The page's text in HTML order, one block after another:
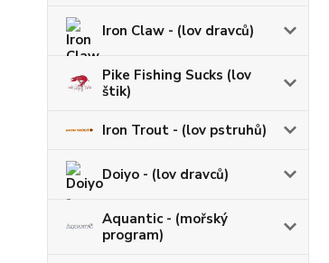
Iron Claw - (lov dravců)
Pike Fishing Sucks (lov
štik)
Iron Trout - (lov pstruhů)
Doiyo - (lov dravců)
Aquantic - (mořský
program)